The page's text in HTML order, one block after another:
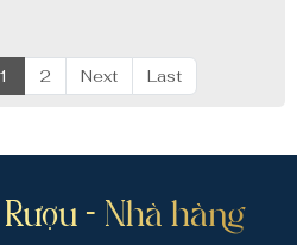
1 2 Next Last
- Nhà hàng